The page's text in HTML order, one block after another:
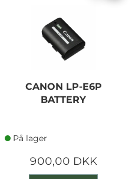
CANON LP-E6P
BATTERY
På lager
900,00 DKK